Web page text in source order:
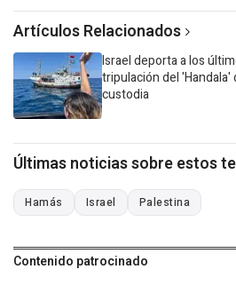
Artículos Relacionados
Israel deporta a los
tripulación del 'Handala'
custodia
Últimas noticias sobre estos
Hamás Israel Palestina
Contenido patrocinado